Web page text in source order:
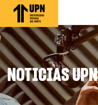
Pasar
contenido
principal
NOTICIAS UPN